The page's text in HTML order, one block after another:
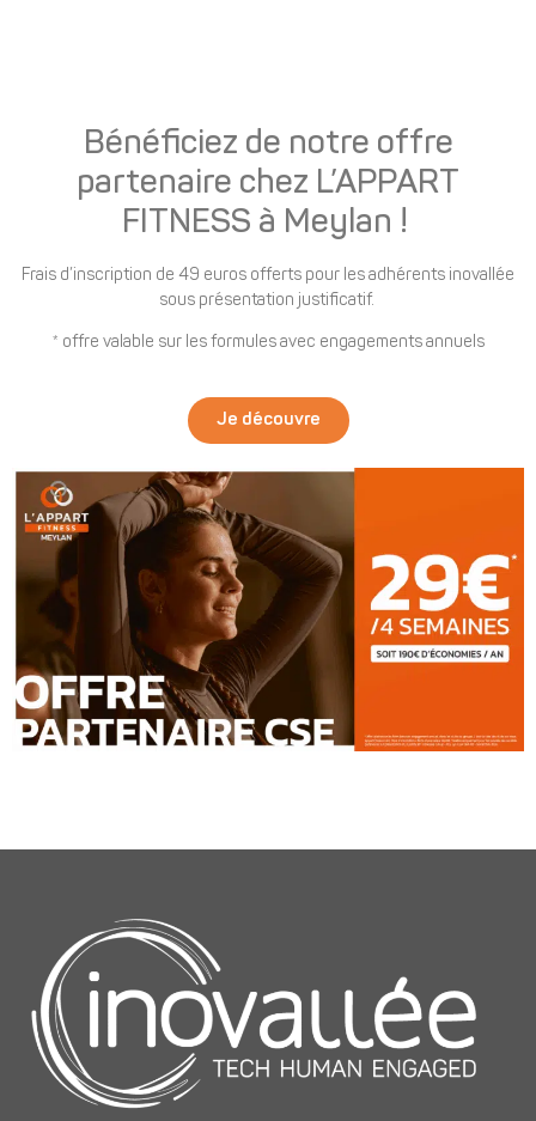
Bénéficiez de notre offre
partenaire chez L’APPART
FITNESS à Meylan !
Frais d’inscription de 49 euros offerts pour les adhérents inovallée
sous présentation justificatif.
* offre valable sur les formules avec engagements annuels
Je découvre